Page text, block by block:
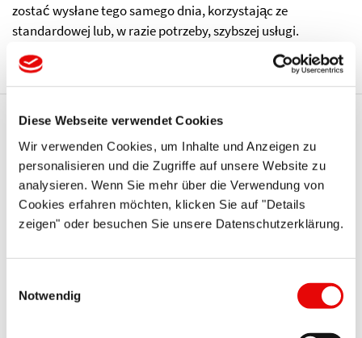
Diese Webseite verwendet Cookies
Wir verwenden Cookies, um Inhalte und Anzeigen zu
personalisieren und die Zugriffe auf unsere Website zu
analysieren. Wenn Sie mehr über die Verwendung von
Cookies erfahren möchten, klicken Sie auf "Details
zeigen" oder besuchen Sie unsere Datenschutzerklärung.
Notwendig
zostać wysłane tego samego dnia, korzystając ze
standardowej lub, w razie potrzeby, szybszej usługi.
Te serie Protec mogą Cię
również zainteresować